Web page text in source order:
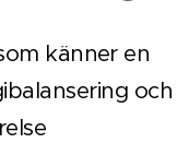
känner en
och